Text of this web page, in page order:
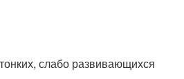
слабо развивающихся